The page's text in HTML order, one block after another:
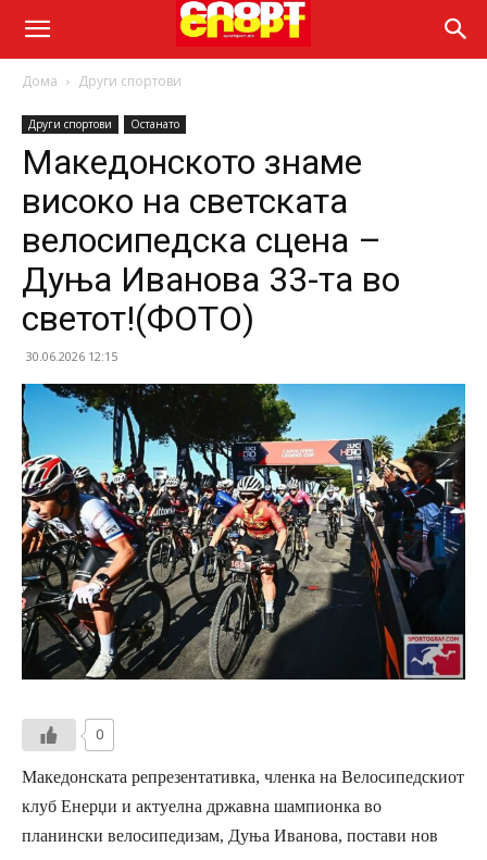
Дома Други спортови
Други спортови Останато
Македонското знаме
високо на светската
велосипедска сцена –
Дуња Иванова 33-та во
светот!(ФОТО)
30.06.2026 12:15
0
Македонската репрезентативка, членка на Велосипедскиот
клуб Енерџи и актуелна државна шампионка во
планински велосипедизам, Дуња Иванова, постави нов